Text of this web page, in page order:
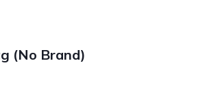
(No Brand)